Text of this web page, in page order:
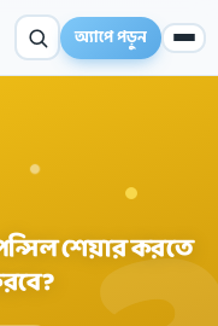
অ্যাপে পড়ুন
শেয়ার করতে